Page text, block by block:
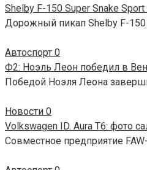
Shelby F-150 Super Snake
Дорожный пикап Shelby F-150
Автоспорт 0
Ф2: Ноэль Леон победил в
Победой Ноэля Леона
Новости 0
Volkswagen ID. Aura T6: фото
Совместное предприятие